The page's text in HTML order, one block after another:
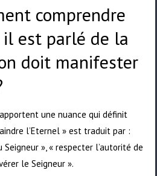
comprendre
est parlé de la
doit manifester
une nuance qui définit
l’Eternel » est traduit par :
», « respecter l’autorité de
le Seigneur ».